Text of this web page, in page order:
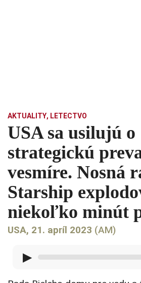
AKTUALITY, LETECTVO
USA sa usilujú o
strategickú
vesmíre. Nosná
Starship
niekoľko minút
USA, 21. apríl 2023 (AM)
▶